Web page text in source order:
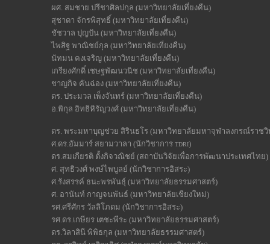
ผศ. สมชาย ปรีชาศิลปกุล (มหาวิทยาลัยเที่ยงคืน)
สุชาดา จักรพิสุทธิ์ (มหาวิทยาลัยเที่ยงคืน)
ชัชวาล ปุญปัน (มหาวิทยาลัยเที่ยงคืน)
ไพสิฐ พาณิชย์กุล (มหาวิทยาลัยเที่ยงคืน)
นัทมน คงเจริญ (มหาวิทยาลัยเที่ยงคืน)
เกรียงศักดิ์ เชษฐพัฒนวนิช (มหาวิทยาลัยเที่ยงคืน)
ชาญกิจ คันฉ่อง (มหาวิทยาลัยเที่ยงคืน)
ดร. ประมวล เพ็งจันทร์ (มหาวิทยาลัยเที่ยงคืน)
อ.พิกุล อิทธิหิรัญวงศ์ (มหาวิทยาลัยเที่ยงคืน)
ดร. พระมหาบุญช่วย สิรินธโร (มหาวิทยาลัยมหาจุฬาลงกรณ์ราช
ศ.ดร.อัมมาร์ สยามวาลา (นักวิชาการ TDRI)
ดร.สมเกียรติ ตั้งกิจวณิชย์ (สถาบันวิจัยเพื่อการพัฒนาประเทศไทย)
ศ. สุทธิวงศ์ พงษ์ไพบูลย์ (นักวิชาการอิสระ)
ศ.รังสรรค์ ธนะพรพันธุ์ (มหาวิทยาลัยธรรมศาสตร์)
ศ. อานันท์ กาญจนพันธ์ (มหาวิทยาลัยเชียงใหม่)
รศ.ศรีศักร วัลลิโภดม (นักวิชาการอิสระ)
รศ.ดร.เกษียร เตชะพีระ (มหาวิทยาลัยธรรมศาสตร์)
ดร.วิลาสินี พิพิธกุล (มหาวิทยาลัยธรรมศาสตร์)